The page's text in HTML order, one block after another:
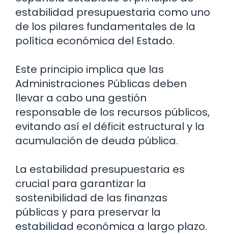
estabilidad presupuestaria como uno
de los pilares fundamentales de la
política económica del Estado.
Este principio implica que las
Administraciones Públicas deben
llevar a cabo una gestión
responsable de los recursos públicos,
evitando así el déficit estructural y la
acumulación de deuda pública.
La estabilidad presupuestaria es
crucial para garantizar la
sostenibilidad de las finanzas
públicas y para preservar la
estabilidad económica a largo plazo.